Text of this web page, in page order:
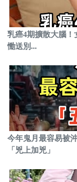
乳癌4期擴散大腦！
慟送別...
今年鬼月最容易被
「兇上加兇」